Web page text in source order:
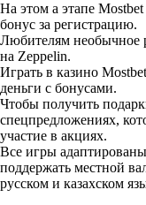
На этом а этапе
бонус за регистрацию.
Любителям необычное
на Zeppelin.
Играть в казино
деньги с бонусами.
Чтобы получить
спецпредложениях,
участие в акциях.
Все игры
поддержать местной
русском и казахском